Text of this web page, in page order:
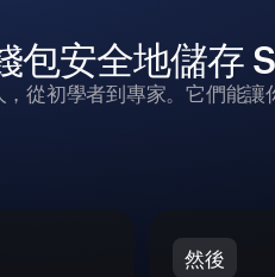
包安全地儲存
從初學者到專家。它們能
然後